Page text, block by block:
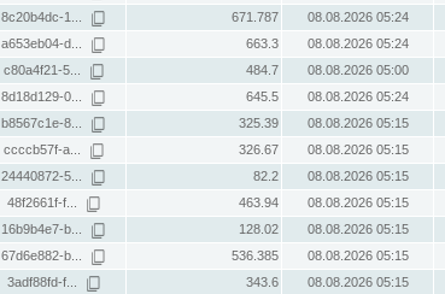
8c20b4dc-1... 671.787
08.08.2026 05:24
a653eb04-d... 663.3
08.08.2026 05:24
c80a4f21-5... 484.7
08.08.2026 05:00
8d18d129-0... 645.5
08.08.2026 05:24
b8567c1e-8... 325.39
08.08.2026 05:15
ccccb57f-a... 326.67
08.08.2026 05:15
24440872-5... 82.2
08.08.2026 05:15
48f2661f-f... 463.94
08.08.2026 05:15
16b9b4e7-b... 128.02
08.08.2026 05:15
67d6e882-b... 536.385
08.08.2026 05:15
3adf88fd-f... 343.6
08.08.2026 05:15